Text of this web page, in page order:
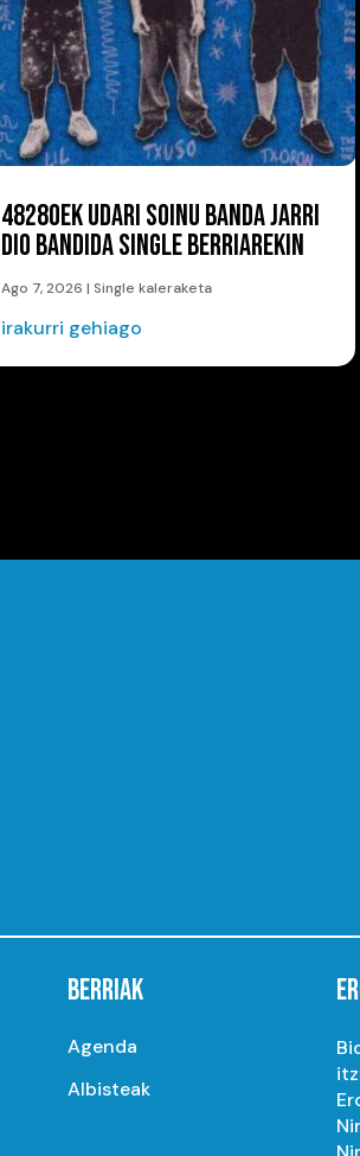
48280EK UDARI SOINU BANDA JARRI
DIO BANDIDA SINGLE BERRIAREKIN
Ago 7, 2026 | Single kaleraketa
irakurri gehiago
BERRIAK
Agenda
Albisteak